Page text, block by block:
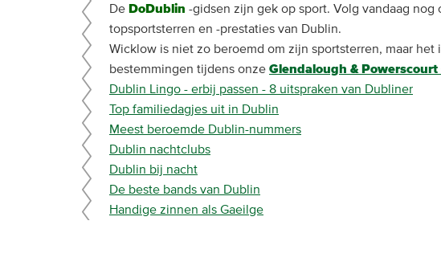
De DoDublin -gidsen zijn gek op sport. Volg vandaag nog
topsportsterren en -prestaties van Dublin.
Wicklow is niet zo beroemd om zijn sportsterren, maar
bestemmingen tijdens onze Glendalough & Powerscourt
Dublin Lingo - erbij passen - 8 uitspraken van Dubliner
Top familiedagjes uit in Dublin
Meest beroemde Dublin-nummers
Dublin nachtclubs
Dublin bij nacht
De beste bands van Dublin
Handige zinnen als Gaeilge